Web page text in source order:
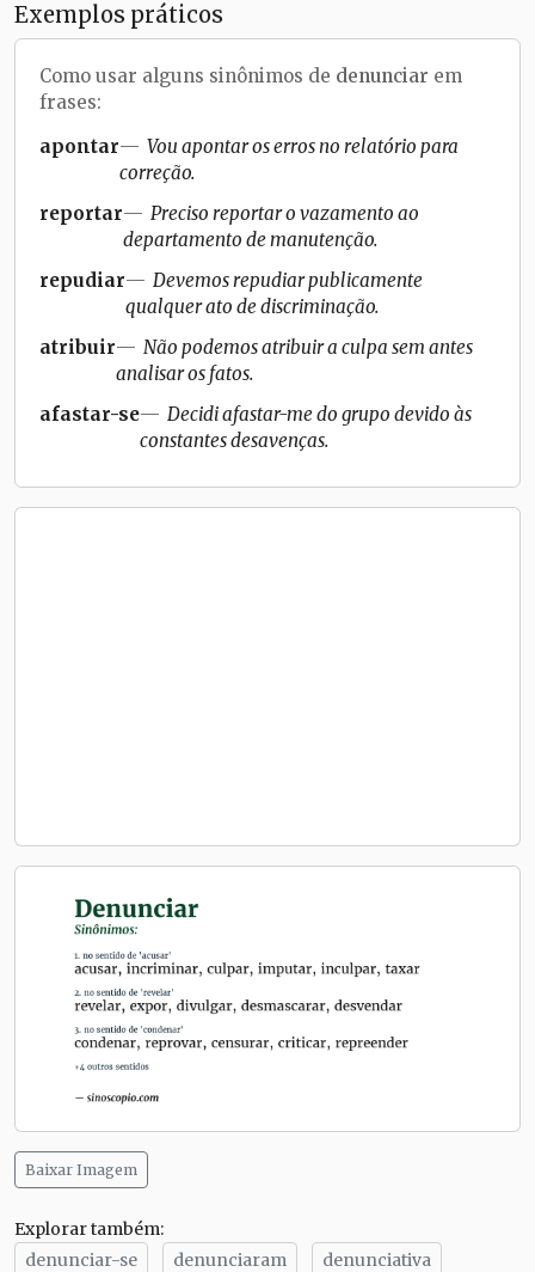
Exemplos práticos
Como usar alguns sinônimos de denunciar em
frases:
apontar
Vou apontar os erros no relatório para
correção.
reportar
Preciso reportar o vazamento ao
departamento de manutenção.
repudiar
Devemos repudiar publicamente
qualquer ato de discriminação.
atribuir
Não podemos atribuir a culpa sem antes
analisar os fatos.
afastar-se
Decidi afastar-me do grupo devido às
constantes desavenças.
Baixar Imagem
Explorar também:
denunciar-se
denunciaram
denunciativa